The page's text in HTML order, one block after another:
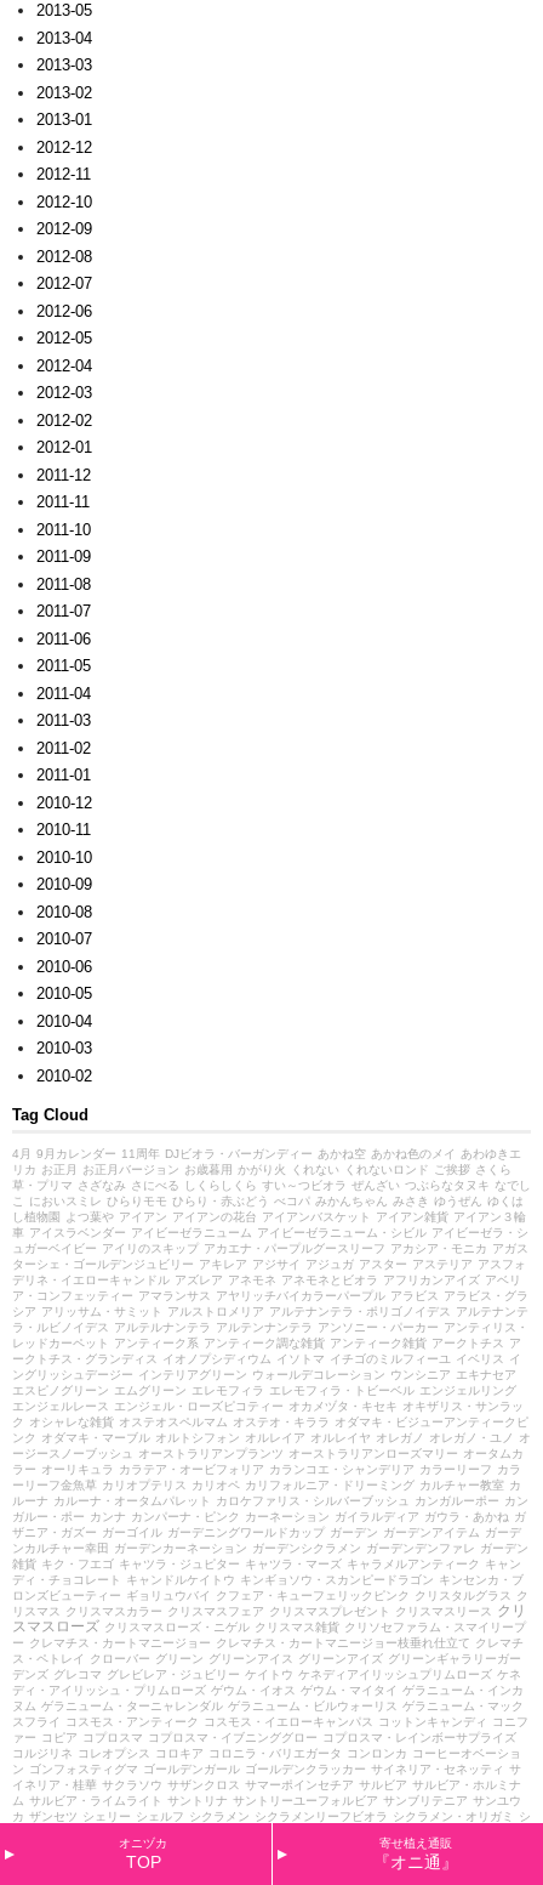
2013-05
2013-04
2013-03
2013-02
2013-01
2012-12
2012-11
2012-10
2012-09
2012-08
2012-07
2012-06
2012-05
2012-04
2012-03
2012-02
2012-01
2011-12
2011-11
2011-10
2011-09
2011-08
2011-07
2011-06
2011-05
2011-04
2011-03
2011-02
2011-01
2010-12
2010-11
2010-10
2010-09
2010-08
2010-07
2010-06
2010-05
2010-04
2010-03
2010-02
Tag Cloud
4月 9月カレンダー 11周年 DJビオラ・バーガンディー あかね空 あかね色のメイ
あわゆきエ
リカ お正月 お正月バージョン お歳暮用 かがり火 くれない くれないロンド ご挨拶 さくら
草・プリマ さざなみ さにべる しくらしくら すい～つビオラ ぜんざい つぶらなタヌキ なでし
こ
においスミレ ひらりモモ ひらり・赤ぶどう べコパ みかんちゃん みさき ゆうぜん
ゆくは
し植物園
よつ葉や アイアン アイアンの花台 アイアンバスケット アイアン雑貨 アイアン３輪
車 アイスラベンダー アイビーゼラニューム アイビーゼラニューム・シビル アイビーゼラ・シ
ュガーベイビー アイリのスキップ アカエナ・パープルグースリーフ アカシア・モニカ アガス
ターシェ・ゴールデンジュビリー アキレア アジサイ アジュガ アスター アステリア アスフォ
デリネ・イエローキャンドル アズレア アネモネ アネモネとビオラ アフリカンアイズ アベリ
ア・コンフェッティー アマランサス アヤリッチバイカラーパープル アラビス
アラビス・グラ
シア アリッサム・サミット アルストロメリア アルテナンテラ・ポリゴノイデス
アルテナンテ
ラ・ルビノイデス
アルテルナンテラ アルテンナンテラ アンソニー・パーカー アンティリス・
レッドカーペット
アンティーク系 アンティーク調な雑貨 アンティーク雑貨 アークトチス
ア
ークトチス・グランディス
イオノプシディウム イソトマ イチゴのミルフィーユ イベリス
イ
ングリッシュデージー インテリアグリーン ウォールデコレーション ウンシニア エキナセア
エスピノグリーン エムグリーン エレモフィラ エレモフィラ・トビーベル エンジェルリング
エンジェルレース
エンジェル・ローズピコティー オカメヅタ・キセキ オキザリス・サンラッ
ク
オシャレな雑貨 オステオスペルマム オステオ・キララ
オダマキ・ビジューアンティークピ
ンク
オダマキ・マーブル オルトシフォン オルレイア オルレイヤ オレガノ オレガノ・ユノ
オ
ージースノーブッシュ
オーストラリアンプランツ オーストラリアンローズマリー オータムカ
ラー オーリキュラ カラテア・オービフォリア カランコエ・シャンデリア カラーリーフ カラ
ーリーフ金魚草 カリオプテリス カリオペ カリフォルニア・ドリーミング カルチャー教室 カ
ルーナ カルーナ・オータムパレット カロケファリス・シルバーブッシュ カンガルーポー カン
ガルー・ポー カンナ カンパーナ・ピンク カーネーション ガイラルディア ガウラ・あかね ガ
ザニア・ガズー ガーゴイル ガーデニングワールドカップ ガーデン ガーデンアイテム ガーデ
ンカルチャー幸田
ガーデンカーネーション ガーデンシクラメン ガーデンデンファレ ガーデン
雑貨 キク・フエゴ キャツラ・ジュピター キャツラ・マーズ キャラメルアンティーク
キャン
ディ・チョコレート
キャンドルケイトウ キンギョソウ・スカンピードラゴン キンセンカ・ブ
ロンズビューティー ギョリュウバイ クフェア・キューフェリックピンク クリスタルグラス
ク
リスマス
クリスマスカラー クリスマスフェア クリスマスプレゼント クリスマスリース
クリ
スマスローズ クリスマスローズ・ニゲル クリスマス雑貨 クリソセファラム・スマイリープ
ー クレマチス・カートマニージョー クレマチス・カートマニージョー枝垂れ仕立て クレマチ
ス・ペトレイ
クローバー グリーン グリーンアイス グリーンアイズ グリーンギャラリーガー
デンズ グレコマ グレビレア・ジュビリー ケイトウ ケネディアイリッシュプリムローズ ケネ
ディ・アイリッシュ・プリムローズ ゲウム・イオス ゲウム・マイタイ ゲラニューム・インカ
ヌム ゲラニューム・ターニャレンダル ゲラニューム・ビルウォーリス ゲラニューム・マック
スフライ
コスモス・アンティーク コスモス・イエローキャンパス コットンキャンディ
コニフ
ァー
コピア コプロスマ コプロスマ・イブニンググロー
コプロスマ・レインボーサプライズ
コルジリネ
コレオプシス コロキア コロニラ・バリエガータ コンロンカ
コーヒーオベーショ
ン ゴンフォスティグマ ゴールデンガール ゴールデンクラッカー サイネリア・セネッティ サ
イネリア・桂華 サクラソウ サザンクロス サマーポインセチア サルビア サルビア・ホルミナ
ム サルビア・ライムライト サントリナ サントリーユーフォルビア サンブリテニア サンユウ
カ ザンセツ シェリー シェルフ シクラメン シクラメンリーフビオラ シクラメン・オリガミ
シ
シッサスシュガーバイン ショコラポット シラサギカヤツリ シルバーレー
シングル・イエロースポット シングル・ブラック シンビジューム シンフォリカルポス
オニヅカ
TOP
寄せ植え通販
『オニ通』